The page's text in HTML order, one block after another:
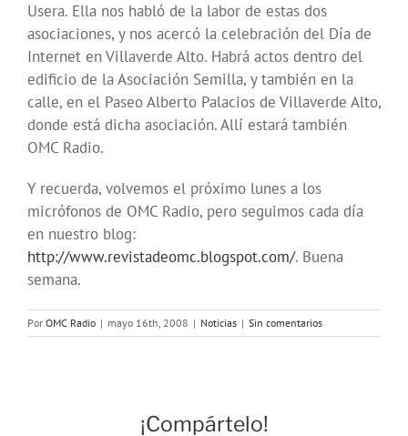
Usera. Ella nos habló de la labor de estas dos
asociaciones, y nos acercó la celebración del Día de
Internet en Villaverde Alto. Habrá actos dentro del
edificio de la Asociación Semilla, y también en la
calle, en el Paseo Alberto Palacios de Villaverde Alto,
donde está dicha asociación. Allí estará también
OMC Radio.
Y recuerda, volvemos el próximo lunes a los
micrófonos de OMC Radio, pero seguimos cada día
en nuestro blog:
http://www.revistadeomc.blogspot.com/. Buena
semana.
Por OMC Radio | mayo 16th, 2008 | Noticias | Sin comentarios
¡Compártelo!